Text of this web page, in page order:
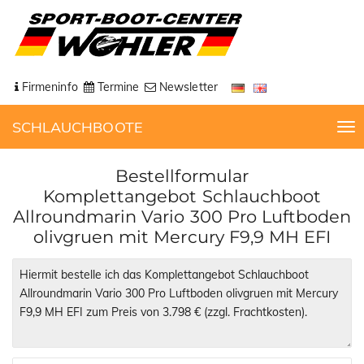
Firmeninfo Termine Newsletter
SCHLAUCHBOOTE
T
o
e
a
Bestellformular
Komplettangebot Schlauchboot
Allroundmarin Vario 300 Pro Luftboden
olivgruen mit Mercury F9,9 MH EFI